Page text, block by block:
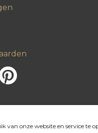
van onze website en service te